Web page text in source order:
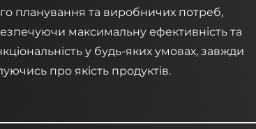
планування та виробничих потреб,
максимальну ефективність та
у будь-яких умовах, завжди
про якість продуктів.